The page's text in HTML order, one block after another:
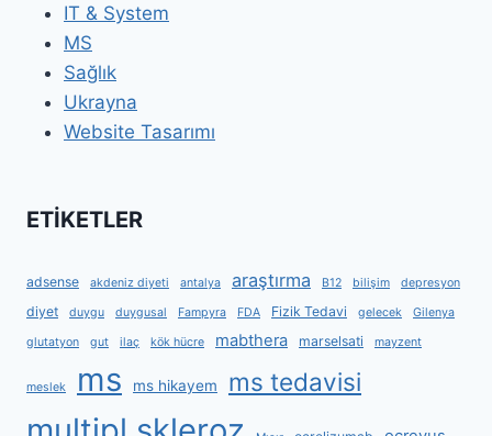
IT & System
MS
Sağlık
Ukrayna
Website Tasarımı
ETİKETLER
adsense akdeniz diyeti antalya araştırma B12 bilişim depresyon
diyet duygu duygusal Fampyra FDA Fizik Tedavi gelecek Gilenya
glutatyon gut ilaç kök hücre mabthera marselsati mayzent
meslek ms ms hikayem ms tedavisi